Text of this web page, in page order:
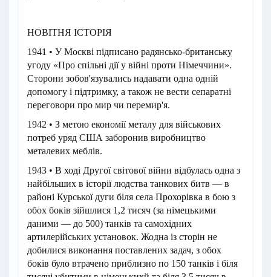
НОВІТНЯ ІСТОРІЯ
1941 • У Москві підписано радянсько-британську
угоду «Про спільні дії у війні проти Німеччини».
Сторони зобов'язувались надавати одна одній
допомогу і підтримку, а також не вести сепаратні
переговори про мир чи перемир'я.
1942 • З метою економії металу для військових
потреб уряд США заборонив виробництво
металевих меблів.
1943 • В ході Другої світової війни відбулась одна з
найбільших в історії людства танкових битв — в
районі Курської дуги біля села Прохорівка в бою з
обох боків зійшлися 1,2 тисяч (за німецькими
даними — до 500) танків та самохідних
артилерійських установок. Жодна із сторін не
добилися виконання поставлених задач, з обох
боків було втрачено приблизно по 150 танків і біля